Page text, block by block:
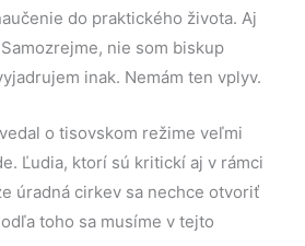
do praktického života. Aj
nie som biskup
inak. Nemám ten vplyv.
o tisovskom režime veľmi
Ľudia, ktorí sú kritickí aj v rámci
úradná cirkev sa nechce otvoriť
toho sa musíme v tejto